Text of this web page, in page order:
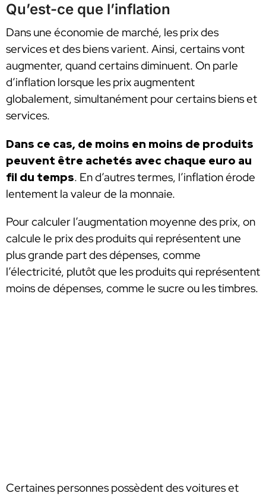
Qu’est-ce que l’inflation
Dans une économie de marché, les prix des
services et des biens varient. Ainsi, certains vont
augmenter, quand certains diminuent. On parle
d’inflation lorsque les prix augmentent
globalement, simultanément pour certains biens et
services.
Dans ce cas, de moins en moins de produits
peuvent être achetés avec chaque euro au
fil du temps. En d’autres termes, l’inflation érode
lentement la valeur de la monnaie.
Pour calculer l’augmentation moyenne des prix, on
calcule le prix des produits qui représentent une
plus grande part des dépenses, comme
l’électricité, plutôt que les produits qui représentent
moins de dépenses, comme le sucre ou les timbres.
Certaines personnes possèdent des voitures et